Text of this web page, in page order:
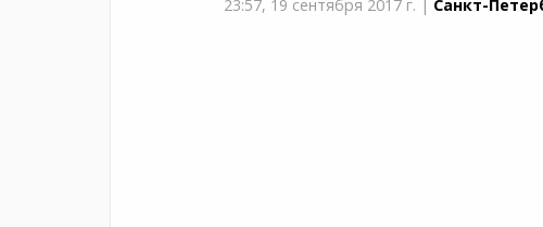
23:57, 19 сентября 2017 г. | Санкт-